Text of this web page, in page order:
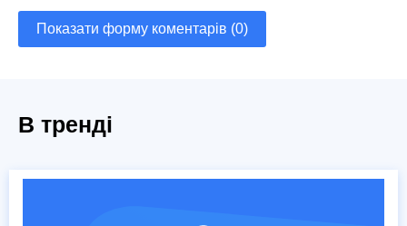
Показати форму коментарів (0)
В тренді